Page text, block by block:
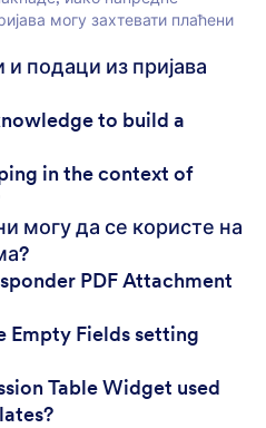
могу захтевати плаћени
подаци из пријава
to build a
in the context of
могу да се користе на
PDF Attachment
Empty Fields setting
Table Widget used